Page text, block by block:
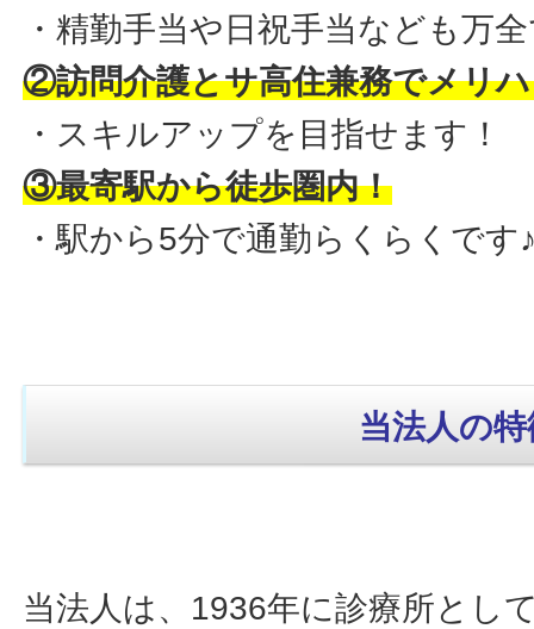
・精勤手当や日祝手当なども万
②訪問介護とサ高住兼務でメリ
・スキルアップを目指せます！
③最寄駅から徒歩圏内！
・駅から5分で通勤らくらくです
当法人の
当法人は、1936年に診療所とし